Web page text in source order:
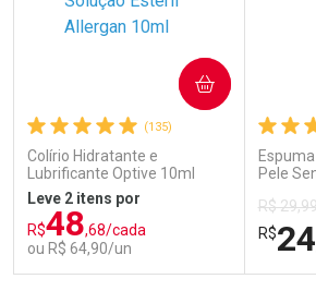
Comprar sem Desconto
Por R$ 29,30/cada
Comprar sem Desconto
Por R$ 29,30/cada
(135)
Colírio Hidratante e
Lubrificante Optive 10ml
Leve 2 itens por
R$48,68/cada
ou R$ 64,90/un
COMPRAR
Pele
R$ 29,99
R$24